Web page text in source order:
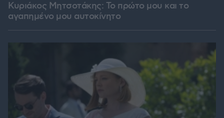
Κυριάκος Μητσοτάκης: Το πρώτο μου και το
αγαπημένο μου αυτοκίνητο